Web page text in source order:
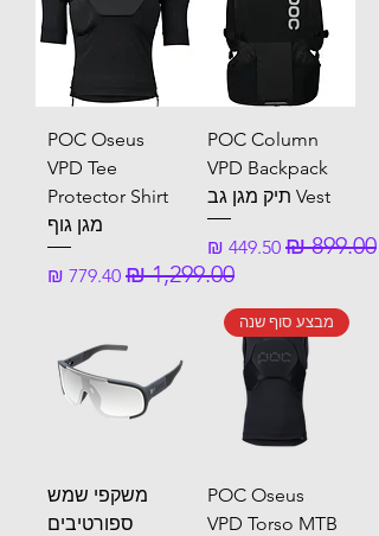
POC Column
VPD Backpack
Vest תיק מגן גב
מחיר רגיל
מחיר מבצע
POC Oseus
VPD Tee
Protector Shirt
מגן גוף
מחיר רגיל
מחיר מבצע
מבצע סוף שנה
POC Oseus
VPD Torso MTB
משקפי שמש
ספורטיבים